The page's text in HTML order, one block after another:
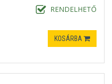
RENDELHETŐ
KOSÁRBA